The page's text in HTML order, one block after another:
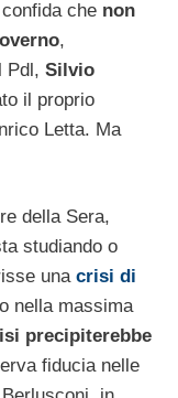
che non
,
Pdl, Silvio
il proprio
Letta. Ma
della Sera,
studiando o
una crisi di
nella massima
precipiterebbe
fiducia nelle